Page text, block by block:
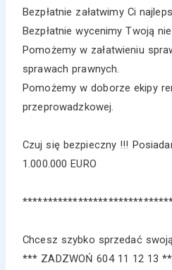
Bezpłatnie załatwimy Ci
Bezpłatnie wycenimy Twoją
Pomożemy w załatwieniu
sprawach prawnych.
Pomożemy w doborze ekipy
przeprowadzkowej.
Czuj się bezpieczny !!!
1.000.000 EURO
Chcesz szybko sprzedać
*** ZADZWOŃ 604 11 12 13